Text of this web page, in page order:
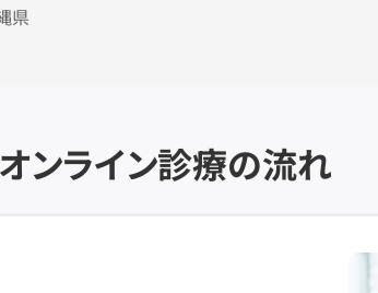
県
オンライン診療の流れ